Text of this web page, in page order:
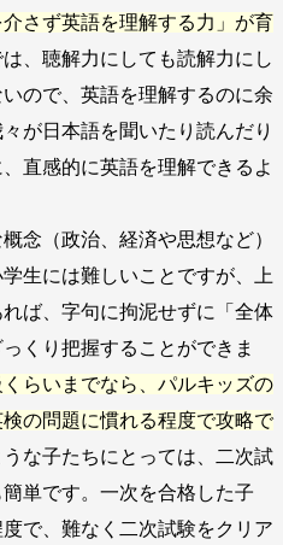
さず英語を理解する力」が育
、聴解力にしても読解力にし
ので、英語を理解するのに余
が日本語を聞いたり読んだり
直感的に英語を理解できるよ
念（政治、経済や思想など）
生には難しいことですが、上
ば、字句に拘泥せずに「全体
くり把握することができま
らいまでなら、パルキッズの
の問題に慣れる程度で攻略で
な子たちにとっては、二次試
単です。一次を合格した子
で、難なく二次試験をクリア